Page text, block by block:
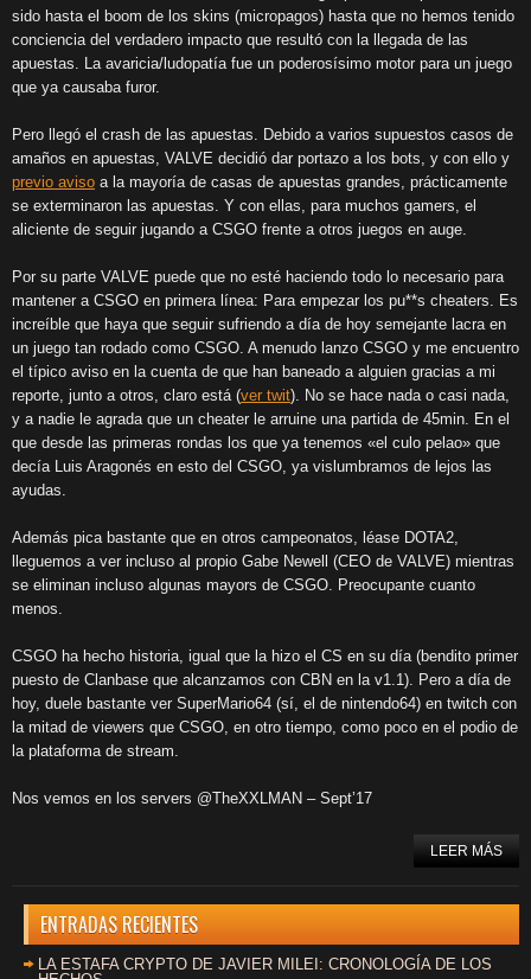
sido hasta el boom de los skins (micropagos) hasta que no hemos tenido
conciencia del verdadero impacto que resultó con la llegada de las
apuestas. La avaricia/ludopatía fue un poderosísimo motor para un juego
que ya causaba furor.
Pero llegó el crash de las apuestas. Debido a varios supuestos casos de
amaños en apuestas, VALVE decidió dar portazo a los bots, y con ello y
previo aviso a la mayoría de casas de apuestas grandes, prácticamente
se exterminaron las apuestas. Y con ellas, para muchos gamers, el
aliciente de seguir jugando a CSGO frente a otros juegos en auge.
Por su parte VALVE puede que no esté haciendo todo lo necesario para
mantener a CSGO en primera línea: Para empezar los pu**s cheaters. Es
increíble que haya que seguir sufriendo a día de hoy semejante lacra en
un juego tan rodado como CSGO. A menudo lanzo CSGO y me encuentro
el típico aviso en la cuenta de que han baneado a alguien gracias a mi
reporte, junto a otros, claro está (ver twit). No se hace nada o casi nada,
y a nadie le agrada que un cheater le arruine una partida de 45min. En el
que desde las primeras rondas los que ya tenemos «el culo pelao» que
decía Luis Aragonés en esto del CSGO, ya vislumbramos de lejos las
ayudas.
Además pica bastante que en otros campeonatos, léase DOTA2,
lleguemos a ver incluso al propio Gabe Newell (CEO de VALVE) mientras
se eliminan incluso algunas mayors de CSGO. Preocupante cuanto
menos.
CSGO ha hecho historia, igual que la hizo el CS en su día (bendito primer
puesto de Clanbase que alcanzamos con CBN en la v1.1). Pero a día de
hoy, duele bastante ver SuperMario64 (sí, el de nintendo64) en twitch con
la mitad de viewers que CSGO, en otro tiempo, como poco en el podio de
la plataforma de stream.
Nos vemos en los servers @TheXXLMAN – Sept’17
LEER MÁS
ENTRADAS RECIENTES
LA ESTAFA CRYPTO DE JAVIER MILEI: CRONOLOGÍA DE LOS